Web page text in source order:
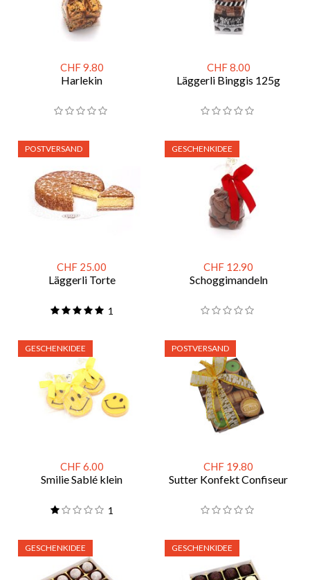
CHF 9.80
Harlekin
CHF 8.00
Läggerli Binggis 125g
CHF 25.00
Läggerli Torte
1
POSTVERSAND
CHF 12.90
Schoggimandeln
GESCHENKIDEE
CHF 6.00
Smilie Sablé klein
1
GESCHENKIDEE
CHF 19.80
Sutter Konfekt Confiseur
POSTVERSAND
GESCHENKIDEE GESCHENKIDEE